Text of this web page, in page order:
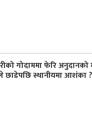
गोदाममा फेरि
छाडेपछि स्थानीयमा आशंका ?